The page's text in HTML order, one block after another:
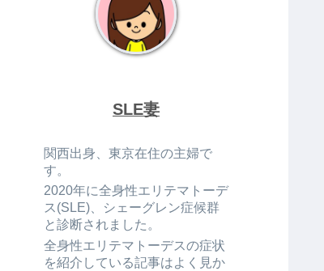
SLE妻
関西出身、東京在住の主婦で
す。
2020年に全身性エリテマトーデ
ス(SLE)、シェーグレン症候群
と診断されました。
全身性エリテマトーデスの症状
を紹介している記事はよく見か